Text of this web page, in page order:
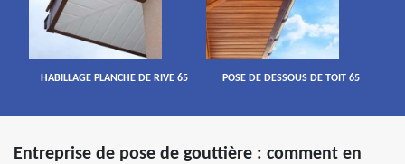
HABILLAGE PLANCHE DE RIVE 65 POSE DE DESSOUS DE TOIT 65
Entreprise de pose de gouttière : comment en